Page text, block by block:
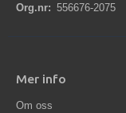
Org.nr: 556676-2075
Mer info
Om oss